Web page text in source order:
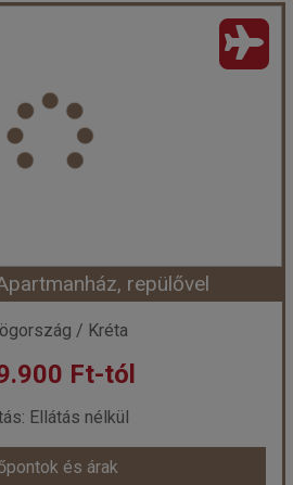
repülővel
Város:Nidri
módja:
Repülővel
Ellátás nélkül
Apartmanház
2026-09-19 | 7 éj
Ft-tól
és árak
repülővel
/ Kréta
Ft-tól
Ellátás nélkül
és árak